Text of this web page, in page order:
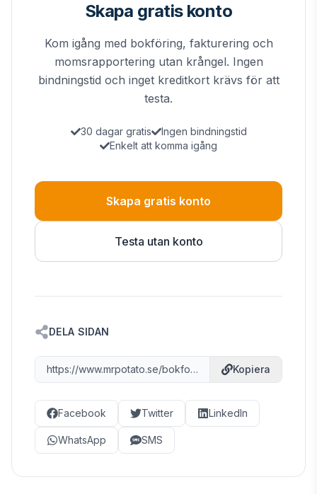
Skapa gratis konto
Kom igång med bokföring, fakturering och
momsrapportering utan krångel. Ingen
bindningstid och inget kreditkort krävs för att
testa.
30 dagar gratis
Ingen bindningstid
Enkelt att komma igång
Skapa gratis konto
Testa utan konto
DELA SIDAN
https://www.mrpotato.se/bokfora-konton/2660 Kopiera
Facebook Twitter LinkedIn
WhatsApp SMS